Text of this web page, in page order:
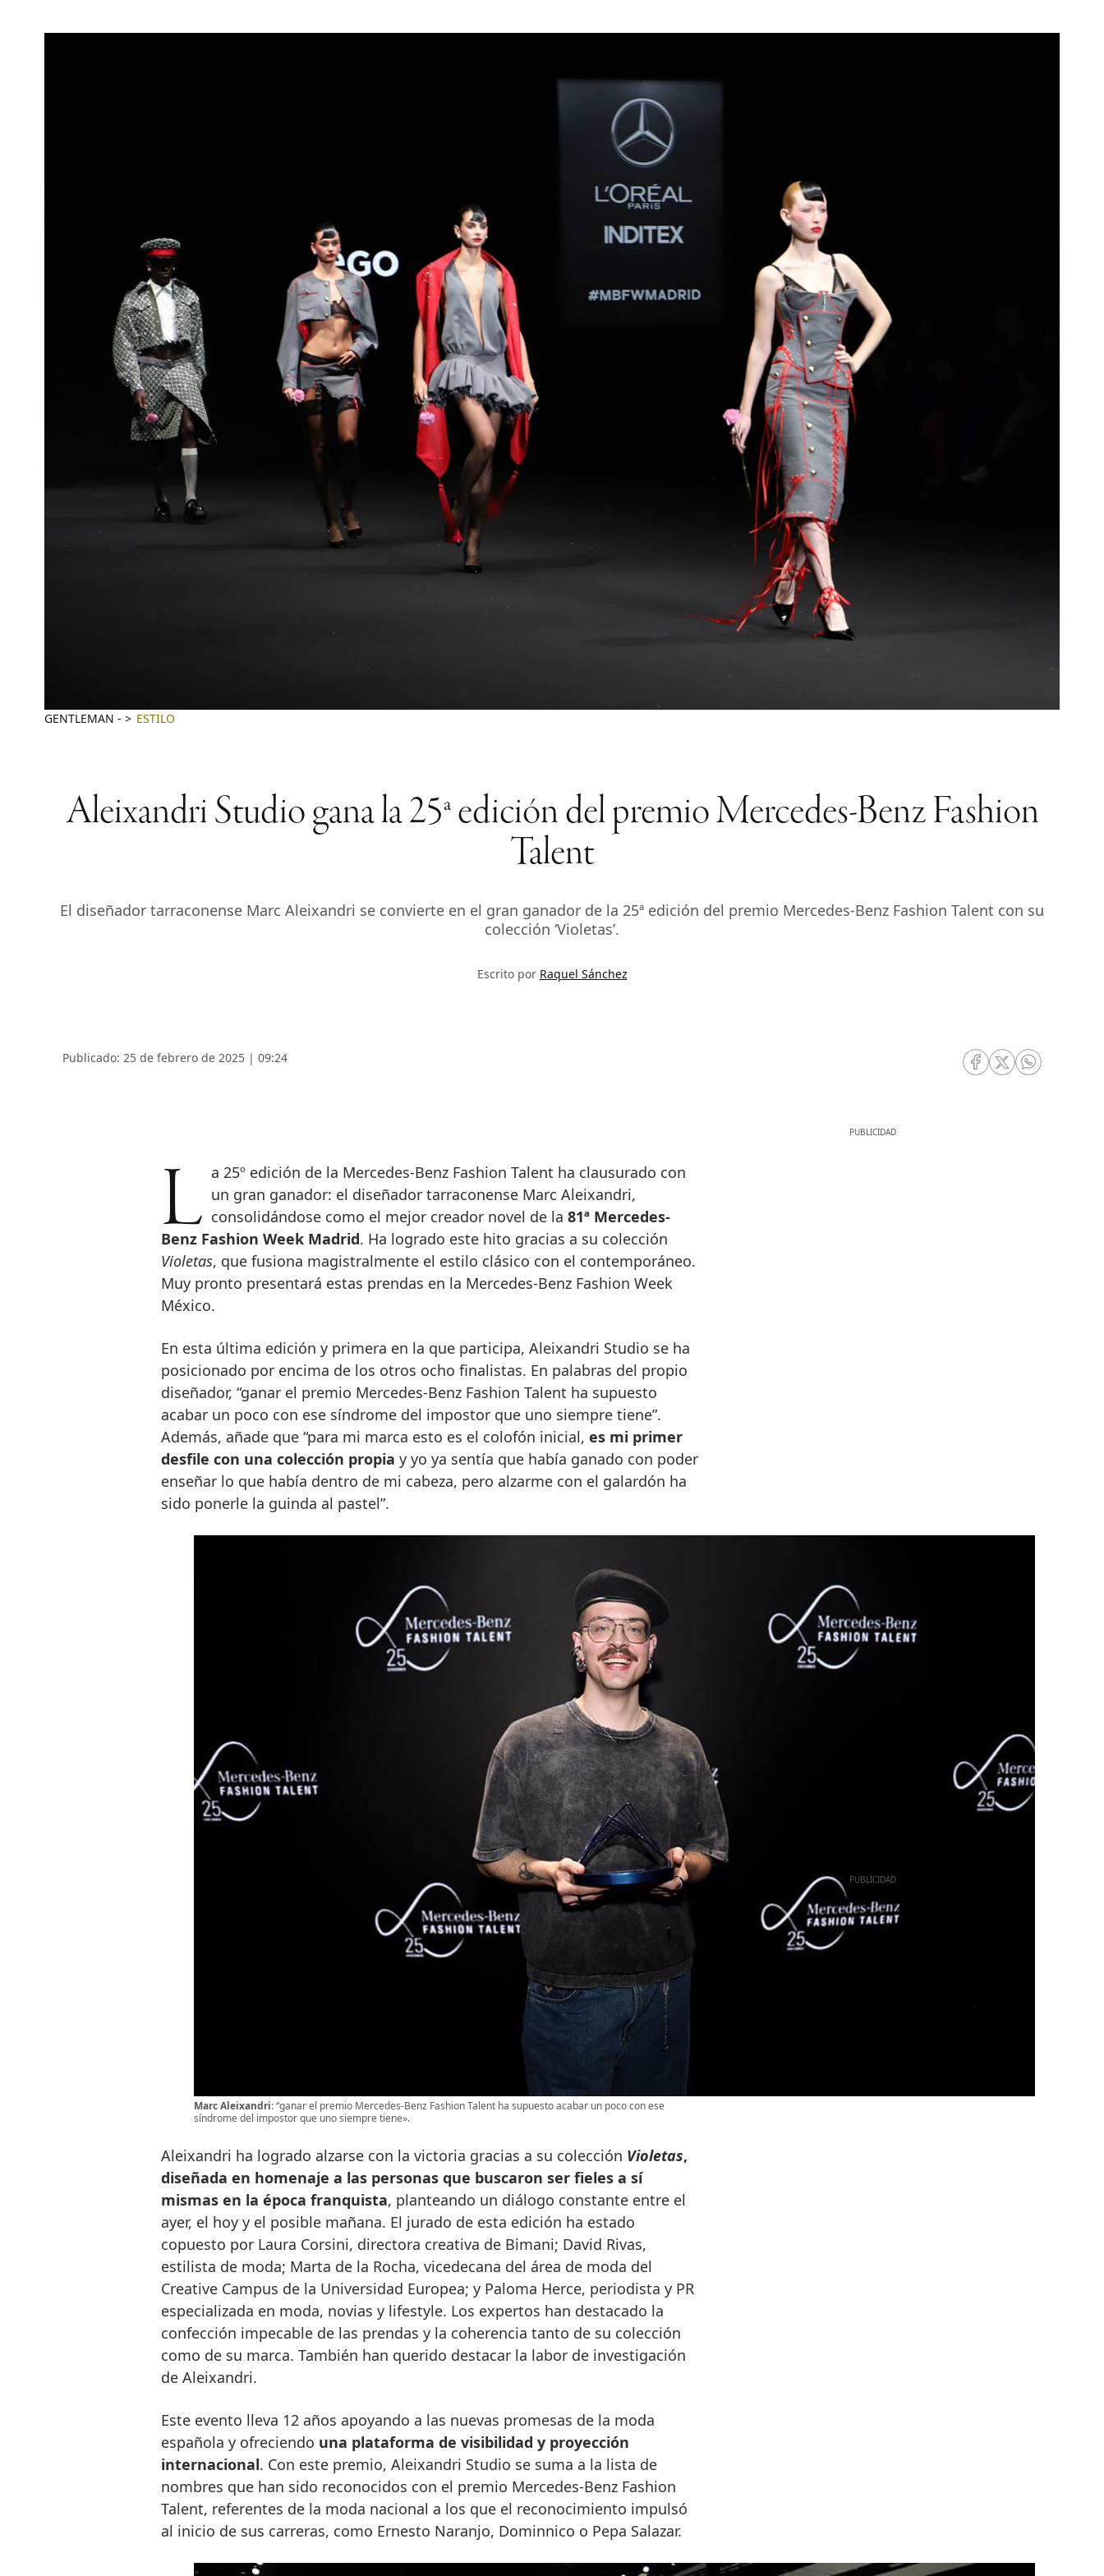
GENTLEMAN - ESTILO
Aleixandri Studio gana la 25ª edición del premio Mercedes-Benz Fashion
Talent
El diseñador tarraconense Marc Aleixandri se convierte en el gran ganador de la 25ª edición del premio Mercedes-Benz Fashion Talent con su
colección ‘Violetas’.
Escrito por Raquel Sánchez
Publicado: 25 de febrero de 2025 | 09:24
RRSS Facebook
RRSS Twitter
RRSS
La 25º edición de la Mercedes-Benz Fashion Talent ha clausurado con un gran ganador: el diseñador tarraconense Marc Aleixandri,
consolidándose como el mejor creador novel de la 81ª Mercedes-
Benz Fashion Week Madrid. Ha logrado este hito gracias a su colección
Violetas, que fusiona magistralmente el estilo clásico con el contemporáneo.
Muy pronto presentará estas prendas en la Mercedes-Benz Fashion Week
México.
En esta última edición y primera en la que participa, Aleixandri Studio se ha
posicionado por encima de los otros ocho finalistas. En palabras del propio
diseñador, “ganar el premio Mercedes-Benz Fashion Talent ha supuesto
acabar un poco con ese síndrome del impostor que uno siempre tiene”.
Además, añade que “para mi marca esto es el colofón inicial, es mi primer
desfile con una colección propia y yo ya sentía que había ganado con poder
enseñar lo que había dentro de mi cabeza, pero alzarme con el galardón ha
sido ponerle la guinda al pastel”.
Marc Aleixandri: “ganar el premio Mercedes-Benz Fashion Talent ha supuesto acabar un poco con ese
síndrome del impostor que uno siempre tiene».
Aleixandri ha logrado alzarse con la victoria gracias a su colección Violetas,
diseñada en homenaje a las personas que buscaron ser fieles a sí
mismas en la época franquista, planteando un diálogo constante entre el
ayer, el hoy y el posible mañana. El jurado de esta edición ha estado
copuesto por Laura Corsini, directora creativa de Bimani; David Rivas,
estilista de moda; Marta de la Rocha, vicedecana del área de moda del
Creative Campus de la Universidad Europea; y Paloma Herce, periodista y PR
especializada en moda, novias y lifestyle. Los expertos han destacado la
confección impecable de las prendas y la coherencia tanto de su colección
como de su marca. También han querido destacar la labor de investigación
de Aleixandri.
Este evento lleva 12 años apoyando a las nuevas promesas de la moda
española y ofreciendo una plataforma de visibilidad y proyección
internacional. Con este premio, Aleixandri Studio se suma a la lista de
nombres que han sido reconocidos con el premio Mercedes-Benz Fashion
Talent, referentes de la moda nacional a los que el reconocimiento impulsó
al inicio de sus carreras, como Ernesto Naranjo, Dominnico o Pepa Salazar.